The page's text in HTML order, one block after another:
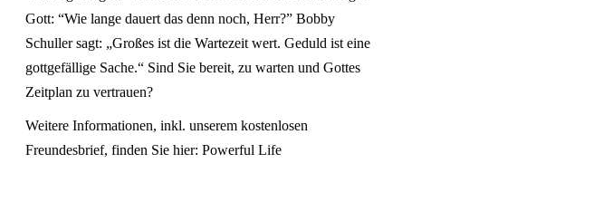
Gott: “Wie lange dauert das denn noch, Herr?” Bobby
Schuller sagt: „Großes ist die Wartezeit wert. Geduld ist eine
gottgefällige Sache.“ Sind Sie bereit, zu warten und Gottes
Zeitplan zu vertrauen?
Weitere Informationen, inkl. unserem kostenlosen
Freundesbrief, finden Sie hier: Powerful Life